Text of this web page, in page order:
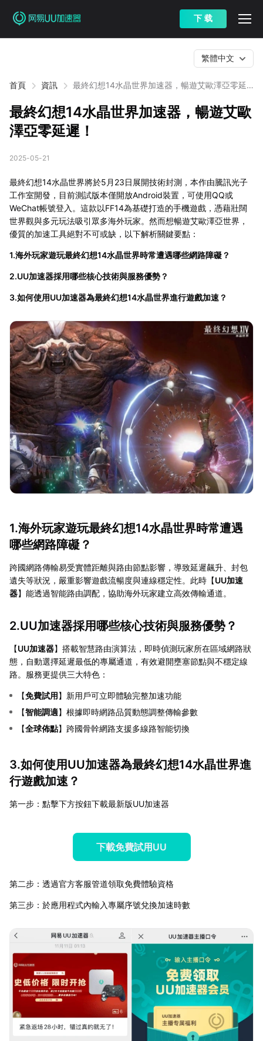
下 载
首頁 資訊
最終幻想14水晶世界加速器，暢遊艾歐澤亞零延
繁體中文
最終幻想14水晶世界加速器，暢遊艾歐
澤亞零延遲！
2025-05-21
最終幻想14水晶世界將於5月23日展開技術封測，本作由騰訊光子
工作室開發，目前測試版本僅開放Android裝置，可使用QQ或
WeChat帳號登入。這款以FF14為基礎打造的手機遊戲，憑藉壯闊
世界觀與多元玩法吸引眾多海外玩家。然而想暢遊艾歐澤亞世界，
優質的加速工具絕對不可或缺，以下解析關鍵要點：
1.海外玩家遊玩最終幻想14水晶世界時常遭遇哪些網路障礙？
2.UU加速器採用哪些核心技術與服務優勢？
3.如何使用UU加速器為最終幻想14水晶世界進行遊戲加速？
1.海外玩家遊玩最終幻想14水晶世界時常遭遇
哪些網路障礙？
跨國網路傳輸易受實體距離與路由節點影響，導致延遲飆升、封包
遺失等狀況，嚴重影響遊戲流暢度與連線穩定性。此時【UU加速
器】能透過智能路由調配，協助海外玩家建立高效傳輸通道。
2.UU加速器採用哪些核心技術與服務優勢？
【UU加速器】搭載智慧路由演算法，即時偵測玩家所在區域網路狀
態，自動選擇延遲最低的專屬通道，有效避開壅塞節點與不穩定線
路。服務更提供三大特色：
【免費試用】新用戶可立即體驗完整加速功能
【智能調適】根據即時網路品質動態調整傳輸參數
【全球佈點】跨國骨幹網路支援多線路智能切換
3.如何使用UU加速器為最終幻想14水晶世界進
行遊戲加速？
第一步：點擊下方按鈕下載最新版UU加速器
下載免費試用UU
第二步：透過官方客服管道領取免費體驗資格
第三步：於應用程式內輸入專屬序號兌換加速時數